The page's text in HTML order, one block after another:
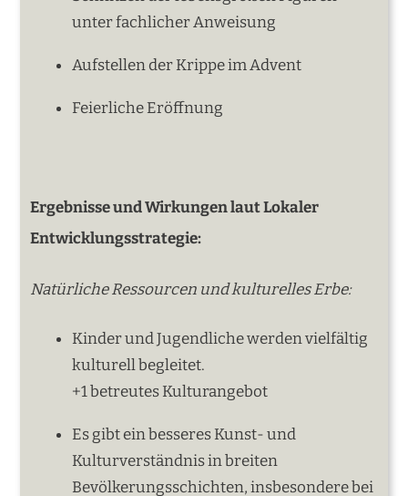
unter fachlicher Anweisung
Aufstellen der Krippe im Advent
Feierliche Eröffnung
Ergebnisse und Wirkungen laut Lokaler
Entwicklungsstrategie:
Natürliche Ressourcen und kulturelles Erbe:
Kinder und Jugendliche werden vielfältig
kulturell begleitet.
+1 betreutes Kulturangebot
Es gibt ein besseres Kunst- und
Kulturverständnis in breiten
Bevölkerungsschichten, insbesondere bei